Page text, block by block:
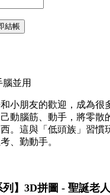
結帳
並用
小朋友的歡迎，成為很
動腦筋、動手，將零散
。這與「低頭族」習慣
、勤動手。
】3D拼圖 - 聖誕老